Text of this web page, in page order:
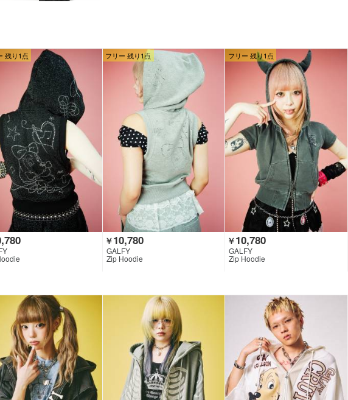
残り1点 フリー 残り1点
￥10,780
GALFY
Zip Hoodie
フリー 残り1点
￥10,780
GALFY
Zip Hoodie